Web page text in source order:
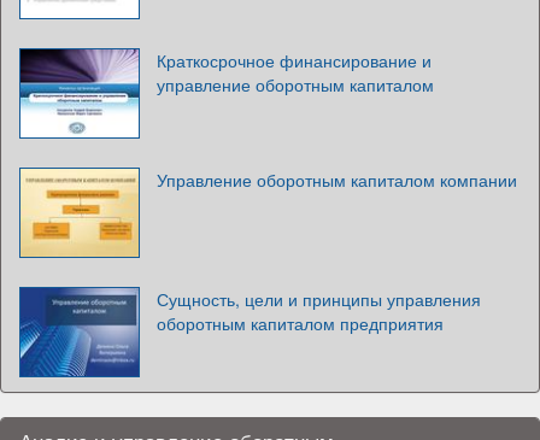
Краткосрочное финансирование и
управление оборотным капиталом
Управление оборотным капиталом компании
Сущность, цели и принципы управления
оборотным капиталом предприятия